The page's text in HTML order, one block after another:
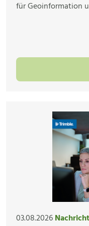
für Geoinformation
03.08.2026